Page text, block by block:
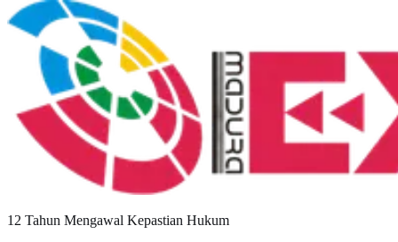
12 Tahun Mengawal Kepastian Hukum